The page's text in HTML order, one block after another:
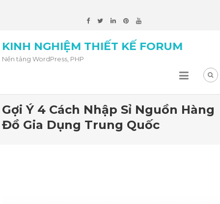
KINH NGHIỆM THIẾT KẾ FORUM
Nền tảng WordPress, PHP
Gợi Ý 4 Cách Nhập Sỉ Nguồn Hàng
Đồ Gia Dụng Trung Quốc